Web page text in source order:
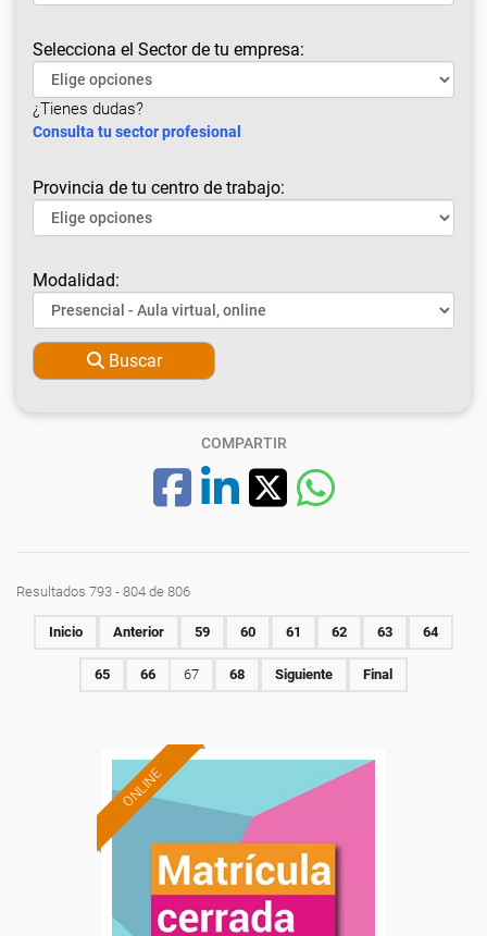
Selecciona el Sector de tu empresa:
¿Tienes dudas?
Consulta tu sector profesional
Provincia de tu centro de trabajo:
Modalidad:
Buscar
COMPARTIR
Resultados 793 - 804 de 806
Inicio Anterior 59 60 61 62 63 64
65 66 67 68 Siguiente Final
ONLINE